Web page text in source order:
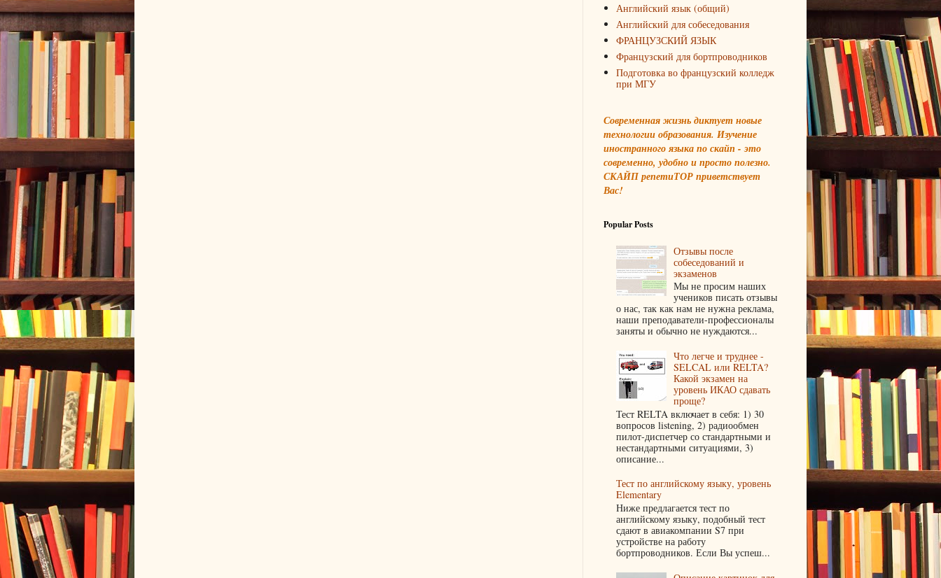
Английский язык (общий)
Английский для собеседования
ФРАНЦУЗСКИЙ ЯЗЫК
Французский для бортпроводников
Подготовка во французский колледж
при МГУ
Современная жизнь диктует новые
технологии образования. Изучение
иностранного языка по скайп - это
современно, удобно и просто полезно.
СКАЙП репетиТОР приветствует
Вас!
Popular Posts
Отзывы после
собеседований и
экзаменов
Мы не просим наших
учеников писать отзывы
о нас, так как нам не нужна реклама,
наши преподаватели-профессионалы
заняты и обычно не нуждаются...
Что легче и труднее -
SELCAL или RELTA?
Какой экзамен на
уровень ИКАО сдавать
проще?
Тест RELTA включает в себя: 1) 30
вопросов listening, 2) радиообмен
пилот-диспетчер со стандартными и
нестандартными ситуациями, 3)
описание...
Тест по английскому языку, уровень
Elementary
Ниже предлагается тест по
английскому языку, подобный тест
сдают в авиакомпании S7 при
устройстве на работу
бортпроводников. Если Вы успеш...